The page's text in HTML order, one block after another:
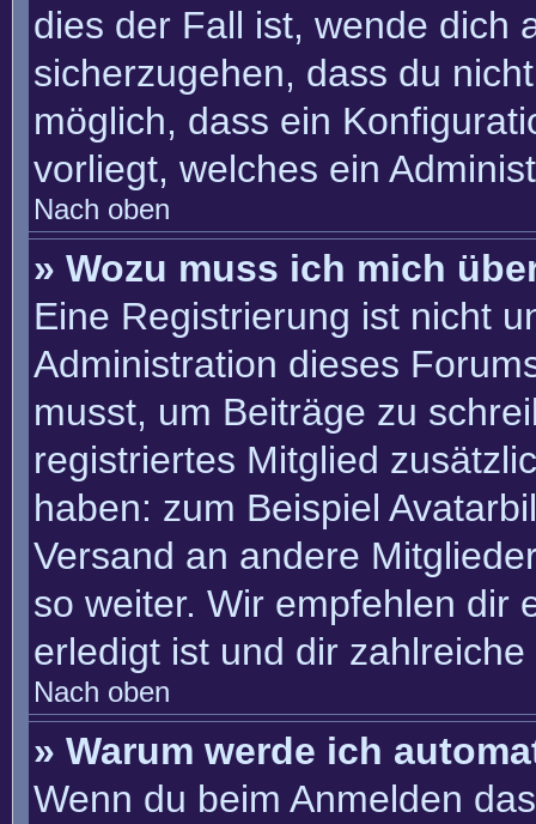
dies der Fall ist, wende dich
sicherzugehen, dass du
möglich, dass ein
vorliegt, welches ein
Nach oben
» Wozu muss ich mich
Eine Registrierung ist nicht
Administration dieses
musst, um Beiträge zu
registriertes Mitglied
haben: zum Beispiel
Versand an andere
so weiter. Wir empfehlen dir
erledigt ist und dir
Nach oben
» Warum werde ich
Wenn du beim Anmelden